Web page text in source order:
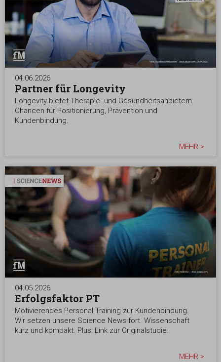
04.06.2026
Partner für Longevity
Longevity bietet Therapie- und Gesundheitsanbietern
Chancen für Positionierung, Prävention und
Kundenbindung.
MEHR >
04.05.2026
Erfolgsfaktor PT
Motivierendes Personal Training zur Kundenbindung.
Wir setzen unsere Science News fort. Wissenschaft
kurz und kompakt. Plus: Link zur Originalstudie.
MEHR >